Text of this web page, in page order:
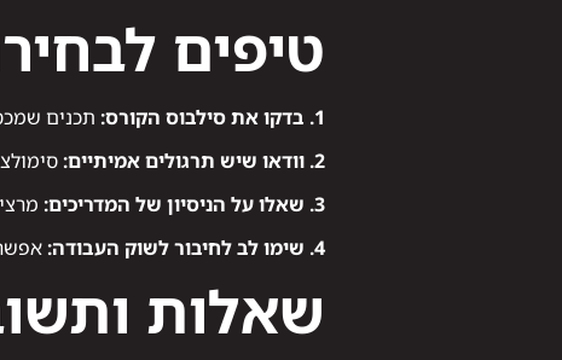
טיפים
1. בדקו את סילבוס הקורס:
תכנים
2. וודאו שיש תרגולים אמיתיים:
3. שאלו על הניסיון של המדריכים:
4. שימו לב לחיבור לשוק העבודה:
שאלות